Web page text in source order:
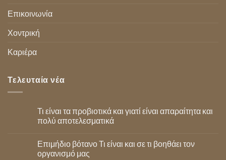
Επικοινωνία
Χοντρική
Καριέρα
Τελευταία νέα
Τι είναι τα προβιοτικά και γιατί είναι απαραίτητα και
πολύ αποτελεσματικά
Επιμήδιο βότανο Τι είναι και σε τι βοηθάει τον
οργανισμό μας